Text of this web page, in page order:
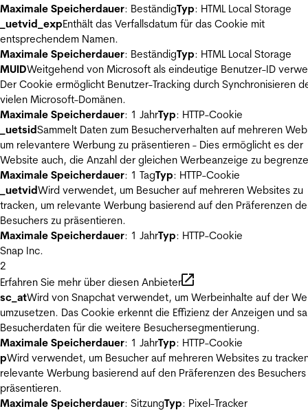
Maximale Speicherdauer: BeständigTyp: HTML Local Storage
_uetvid_expEnthält das Verfallsdatum für das Cookie mit
entsprechendem Namen.
Maximale Speicherdauer: BeständigTyp: HTML Local Storage
MUIDWeitgehend von Microsoft als eindeutige Benutzer-ID
Der Cookie ermöglicht Benutzer-Tracking durch Synchronisieren
vielen Microsoft-Domänen.
Maximale Speicherdauer: 1 JahrTyp: HTTP-Cookie
_uetsidSammelt Daten zum Besucherverhalten auf mehreren
um relevantere Werbung zu präsentieren - Dies ermöglicht es der
Website auch, die Anzahl der gleichen Werbeanzeige zu
Maximale Speicherdauer: 1 TagTyp: HTTP-Cookie
_uetvidWird verwendet, um Besucher auf mehreren Websites zu
tracken, um relevante Werbung basierend auf den Präferenzen
Besuchers zu präsentieren.
Maximale Speicherdauer: 1 JahrTyp: HTTP-Cookie
Snap Inc.
2
Erfahren Sie mehr über diesen Anbieter
sc_atWird von Snapchat verwendet, um Werbeinhalte auf der
umzusetzen. Das Cookie erkennt die Effizienz der Anzeigen und
Besucherdaten für die weitere Besuchersegmentierung.
Maximale Speicherdauer: 1 JahrTyp: HTTP-Cookie
pWird verwendet, um Besucher auf mehreren Websites zu
relevante Werbung basierend auf den Präferenzen des Besuchers
präsentieren.
Maximale Speicherdauer: SitzungTyp: Pixel-Tracker